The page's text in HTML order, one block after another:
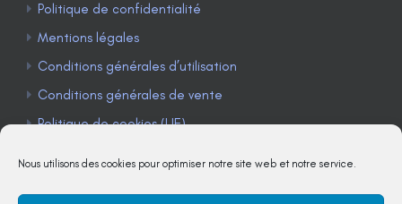
Nous utilisons des cookies pour optimiser notre site web et notre service.
Politique de confidentialité
Mentions légales
Conditions générales d’utilisation
Conditions générales de vente
Politique de cookies (UE)